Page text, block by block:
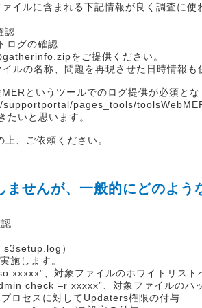
ルに含まれる下記情報が良く調査に使
認
グの確認
をご提供ください。
ルの名称、問題を再現させた日時情報
というツールでのログ提供が必須とな
pages_tools/
いと思います。
、ご依頼ください。
んが、一般的にどのよう
）
施します。
、対象ファイルのホワイトリスト
check –r xxxxx”、対象ファイルのハ
セスに対してUpdaters権限の付与